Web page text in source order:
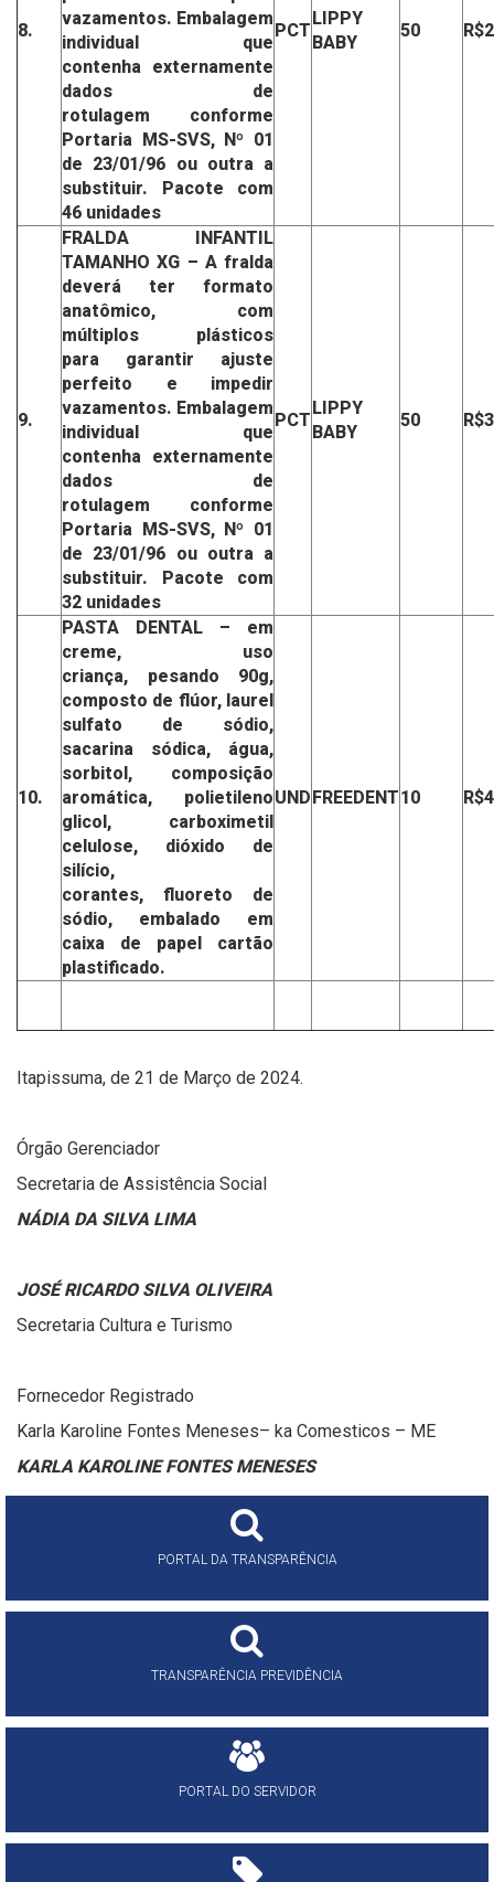
8.
vazamentos. Embalagem
individual que
contenha externamente
dados de
rotulagem
conforme
Portaria MS-SVS, Nº 01
de 23/01/96 ou outra a
substituir.
Pacote com
46 unidades
PCT
LIPPY
BABY
50
9.
FRALDA INFANTIL
TAMANHO XG – A fralda
deverá ter formato
anatômico,
com
múltiplos plásticos
para
garantir ajuste
perfeito e impedir
vazamentos. Embalagem
individual que
contenha externamente
dados de
rotulagem
conforme
Portaria MS-SVS, Nº 01
de 23/01/96 ou outra a
substituir.
Pacote com
32 unidades
PCT
LIPPY
BABY
50
10.
PASTA DENTAL
– em
creme, uso
criança,
pesando 90g,
composto de flúor, laurel
sulfato de sódio,
sacarina sódica,
água,
sorbitol, composição
aromática,
polietileno
glicol, carboximetil
celulose,
dióxido de
silício,
corantes,
fluoreto de
sódio, embalado
em
caixa de papel
cartão
plastificado.
UNDFREEDENT10
Itapissuma, de 21 de Março de 2024.
Órgão Gerenciador
Secretaria de Assistência Social
NÁDIA DA SILVA LIMA
JOSÉ RICARDO SILVA OLIVEIRA
Secretaria Cultura e Turismo
Fornecedor Registrado
Karla Karoline Fontes Meneses– ka Comesticos – ME
KARLA KAROLINE FONTES MENESES
PORTAL DA TRANSPARÊNCIA
TRANSPARÊNCIA PREVIDÊNCIA
PORTAL DO SERVIDOR